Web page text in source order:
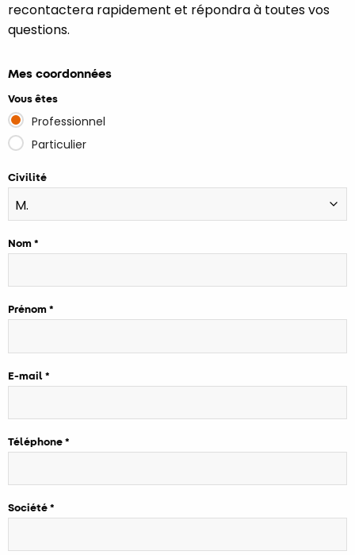
recontactera rapidement et répondra à toutes vos
questions.
Mes coordonnées
Vous êtes
Professionnel
Particulier
Civilité
Nom
Prénom
E-mail
Téléphone
Société